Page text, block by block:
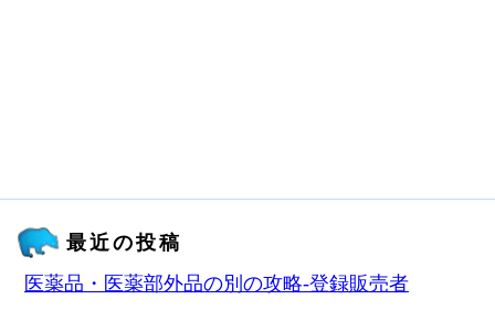
最近の投稿
医薬品・医薬部外品の別の攻略‐登録販売者